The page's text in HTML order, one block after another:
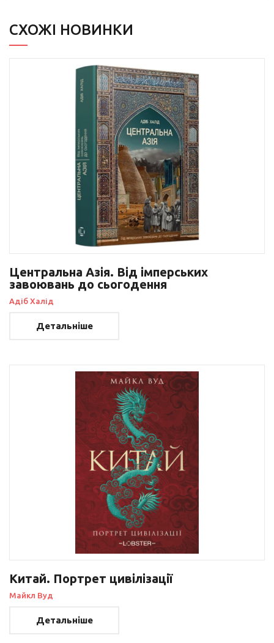
СХОЖІ НОВИНКИ
Центральна Азія. Від імперських
завоювань до сьогодення
Адіб Халід
Детальніше
Китай. Портрет цивілізації
Майкл Вуд
Детальніше